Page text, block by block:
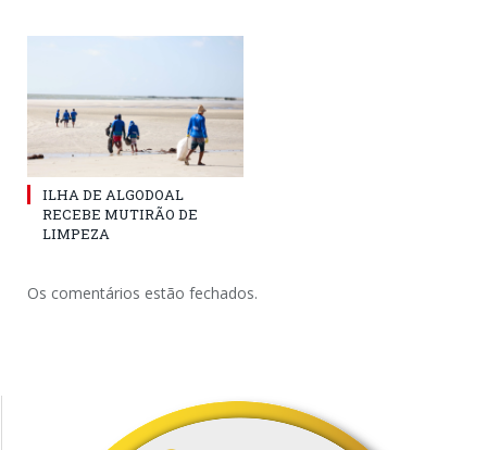
ILHA DE ALGODOAL
RECEBE MUTIRÃO DE
LIMPEZA
Os comentários estão fechados.